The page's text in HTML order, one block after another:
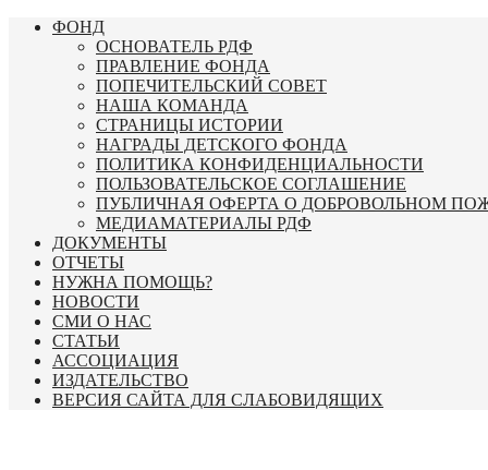
Перейти
содержимому
ФОНД
ОСНОВАТЕЛЬ РДФ
ПРАВЛЕНИЕ ФОНДА
ПОПЕЧИТЕЛЬСКИЙ СОВЕТ
НАША КОМАНДА
СТРАНИЦЫ ИСТОРИИ
НАГРАДЫ ДЕТСКОГО ФОНДА
ПОЛИТИКА КОНФИДЕНЦИАЛЬНОСТИ
ПОЛЬЗОВАТЕЛЬСКОЕ СОГЛАШЕНИЕ
ПУБЛИЧНАЯ ОФЕРТА О ДОБРОВОЛЬНОМ
МЕДИАМАТЕРИАЛЫ РДФ
ДОКУМЕНТЫ
ОТЧЕТЫ
НУЖНА ПОМОЩЬ?
НОВОСТИ
СМИ О НАС
СТАТЬИ
АССОЦИАЦИЯ
ИЗДАТЕЛЬСТВО
ВЕРСИЯ САЙТА ДЛЯ СЛАБОВИДЯЩИХ